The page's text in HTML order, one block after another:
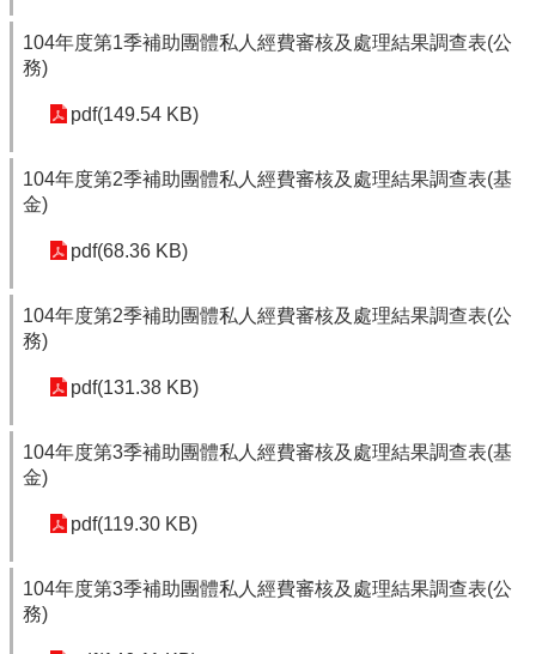
104年度第1季補助團體私人經費審核及處理結果調查表(公
務)
pdf(149.54 KB)
104年度第2季補助團體私人經費審核及處理結果調查表(基
金)
pdf(68.36 KB)
104年度第2季補助團體私人經費審核及處理結果調查表(公
務)
pdf(131.38 KB)
104年度第3季補助團體私人經費審核及處理結果調查表(基
金)
pdf(119.30 KB)
104年度第3季補助團體私人經費審核及處理結果調查表(公
務)